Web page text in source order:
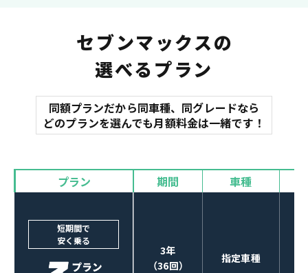
オイル交換 諸費用
マット
バイザー
3
オプションも選べる！
セブンマックスの
選べるプラン
同額プランだから同車種、同グレードなら
どのプランを選んでも月額料金は一緒です！
プラン 期間 車種
短期間で
安く乗る
3年
（36回）
指定車種